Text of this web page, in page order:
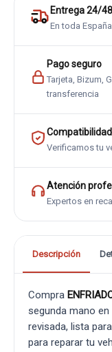
Entrega 24/
En toda
Pago seguro
Tarjeta, Bizum,
transferencia
Verificamos tu
Atención
Expertos en
Descripción
Compra
segunda mano
revisada, lista
para reparar tu